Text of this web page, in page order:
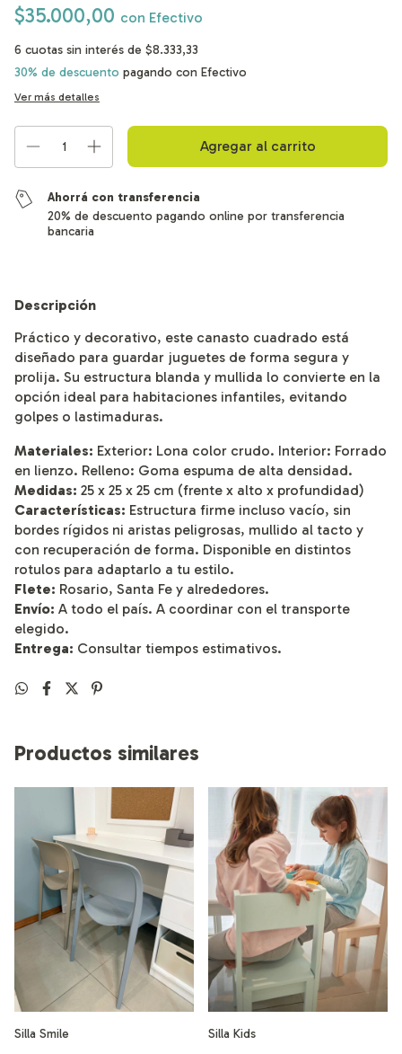
$35.000,00 con Efectivo
6 cuotas sin interés de $8.333,33
30% de descuento pagando con Efectivo
Ver más detalles
Ahorrá con transferencia
20% de descuento pagando online por transferencia
bancaria
Descripción
Práctico y decorativo, este canasto cuadrado está
diseñado para guardar juguetes de forma segura y
prolija. Su estructura blanda y mullida lo convierte en la
opción ideal para habitaciones infantiles, evitando
golpes o lastimaduras.
Materiales: Exterior: Lona color crudo. Interior: Forrado
en lienzo. Relleno: Goma espuma de alta densidad.
Medidas: 25 x 25 x 25 cm (frente x alto x profundidad)
Características: Estructura firme incluso vacío, sin
bordes rígidos ni aristas peligrosas, mullido al tacto y
con recuperación de forma. Disponible en distintos
rotulos para adaptarlo a tu estilo.
Flete: Rosario, Santa Fe y alrededores.
Envío: A todo el país. A coordinar con el transporte
elegido.
Entrega: Consultar tiempos estimativos.
Productos similares
Silla Smile Silla Kids